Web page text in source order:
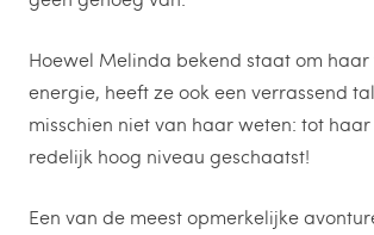
Hoewel Melinda bekend staat om
energie, heeft ze ook een verrassend
misschien niet van haar weten: tot haar
redelijk hoog niveau geschaatst!
Een van de meest opmerkelijke